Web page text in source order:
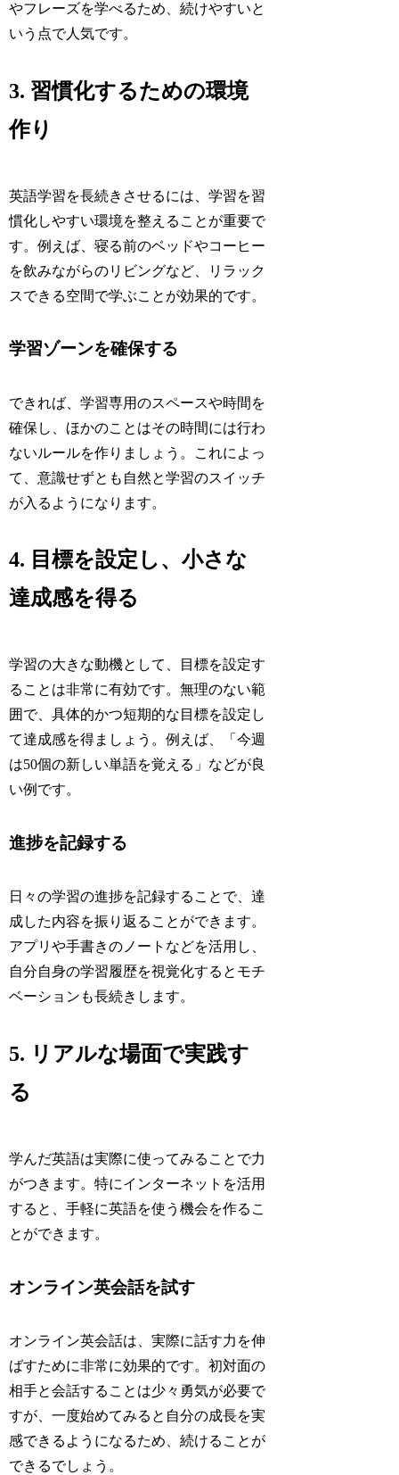
やフレーズを学べるため、続けやすいと
いう点で人気です。
3. 習慣化するための環境
作り
英語学習を長続きさせるには、学習を習
慣化しやすい環境を整えることが重要で
す。例えば、寝る前のベッドやコーヒー
を飲みながらのリビングなど、リラック
スできる空間で学ぶことが効果的です。
学習ゾーンを確保する
できれば、学習専用のスペースや時間を
確保し、ほかのことはその時間には行わ
ないルールを作りましょう。これによっ
て、意識せずとも自然と学習のスイッチ
が入るようになります。
4. 目標を設定し、小さな
達成感を得る
学習の大きな動機として、目標を設定す
ることは非常に有効です。無理のない範
囲で、具体的かつ短期的な目標を設定し
て達成感を得ましょう。例えば、「今週
は50個の新しい単語を覚える」などが良
い例です。
進捗を記録する
日々の学習の進捗を記録することで、達
成した内容を振り返ることができます。
アプリや手書きのノートなどを活用し、
自分自身の学習履歴を視覚化するとモチ
ベーションも長続きします。
5. リアルな場面で実践す
る
学んだ英語は実際に使ってみることで力
がつきます。特にインターネットを活用
すると、手軽に英語を使う機会を作るこ
とができます。
オンライン英会話を試す
オンライン英会話は、実際に話す力を伸
ばすために非常に効果的です。初対面の
相手と会話することは少々勇気が必要で
すが、一度始めてみると自分の成長を実
感できるようになるため、続けることが
できるでしょう。